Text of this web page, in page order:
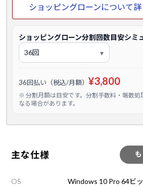
ショッピングローンについて
ショッピングローン分割回数目安シミ
36回払い（税込/月額） ¥3,800
※ 分割月額は目安です。分割手数料・端数処
なる場合があります。
主な仕様
OS
Windows 10 Pro 64ビ